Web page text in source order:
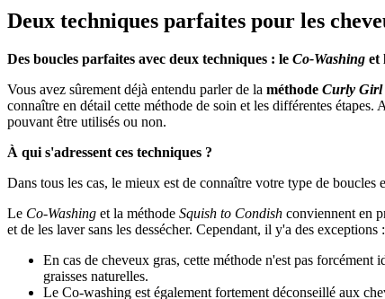
Deux techniques parfaites pour les
Des boucles parfaites avec deux techniques : le Co-Washing et
Vous avez sûrement déjà entendu parler de la méthode Curly Girl
connaître en détail cette méthode de soin et les différentes
pouvant être utilisés ou non.
À qui s'adressent ces techniques ?
Dans tous les cas, le mieux est de connaître votre type de
Le Co-Washing et la méthode Squish to Condish conviennent en
et de les laver sans les dessécher. Cependant, il y'a des exceptions :
En cas de cheveux gras, cette méthode n'est pas
graisses naturelles.
Le Co-washing est également fortement déconseillé aux